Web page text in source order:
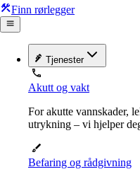
Finn rørlegger
Tjenester
Akutt og vakt
For akutte vannskader,
utrykning – vi hjelper
Befaring og rådgivning